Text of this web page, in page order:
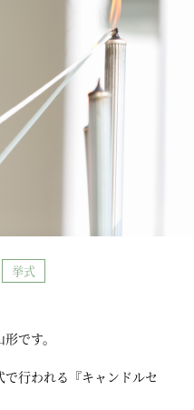
挙式
です。
行われる『キャンドルセ